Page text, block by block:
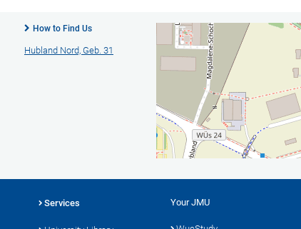
How to Find Us
Hubland Nord, Geb. 31
Services Your JMU